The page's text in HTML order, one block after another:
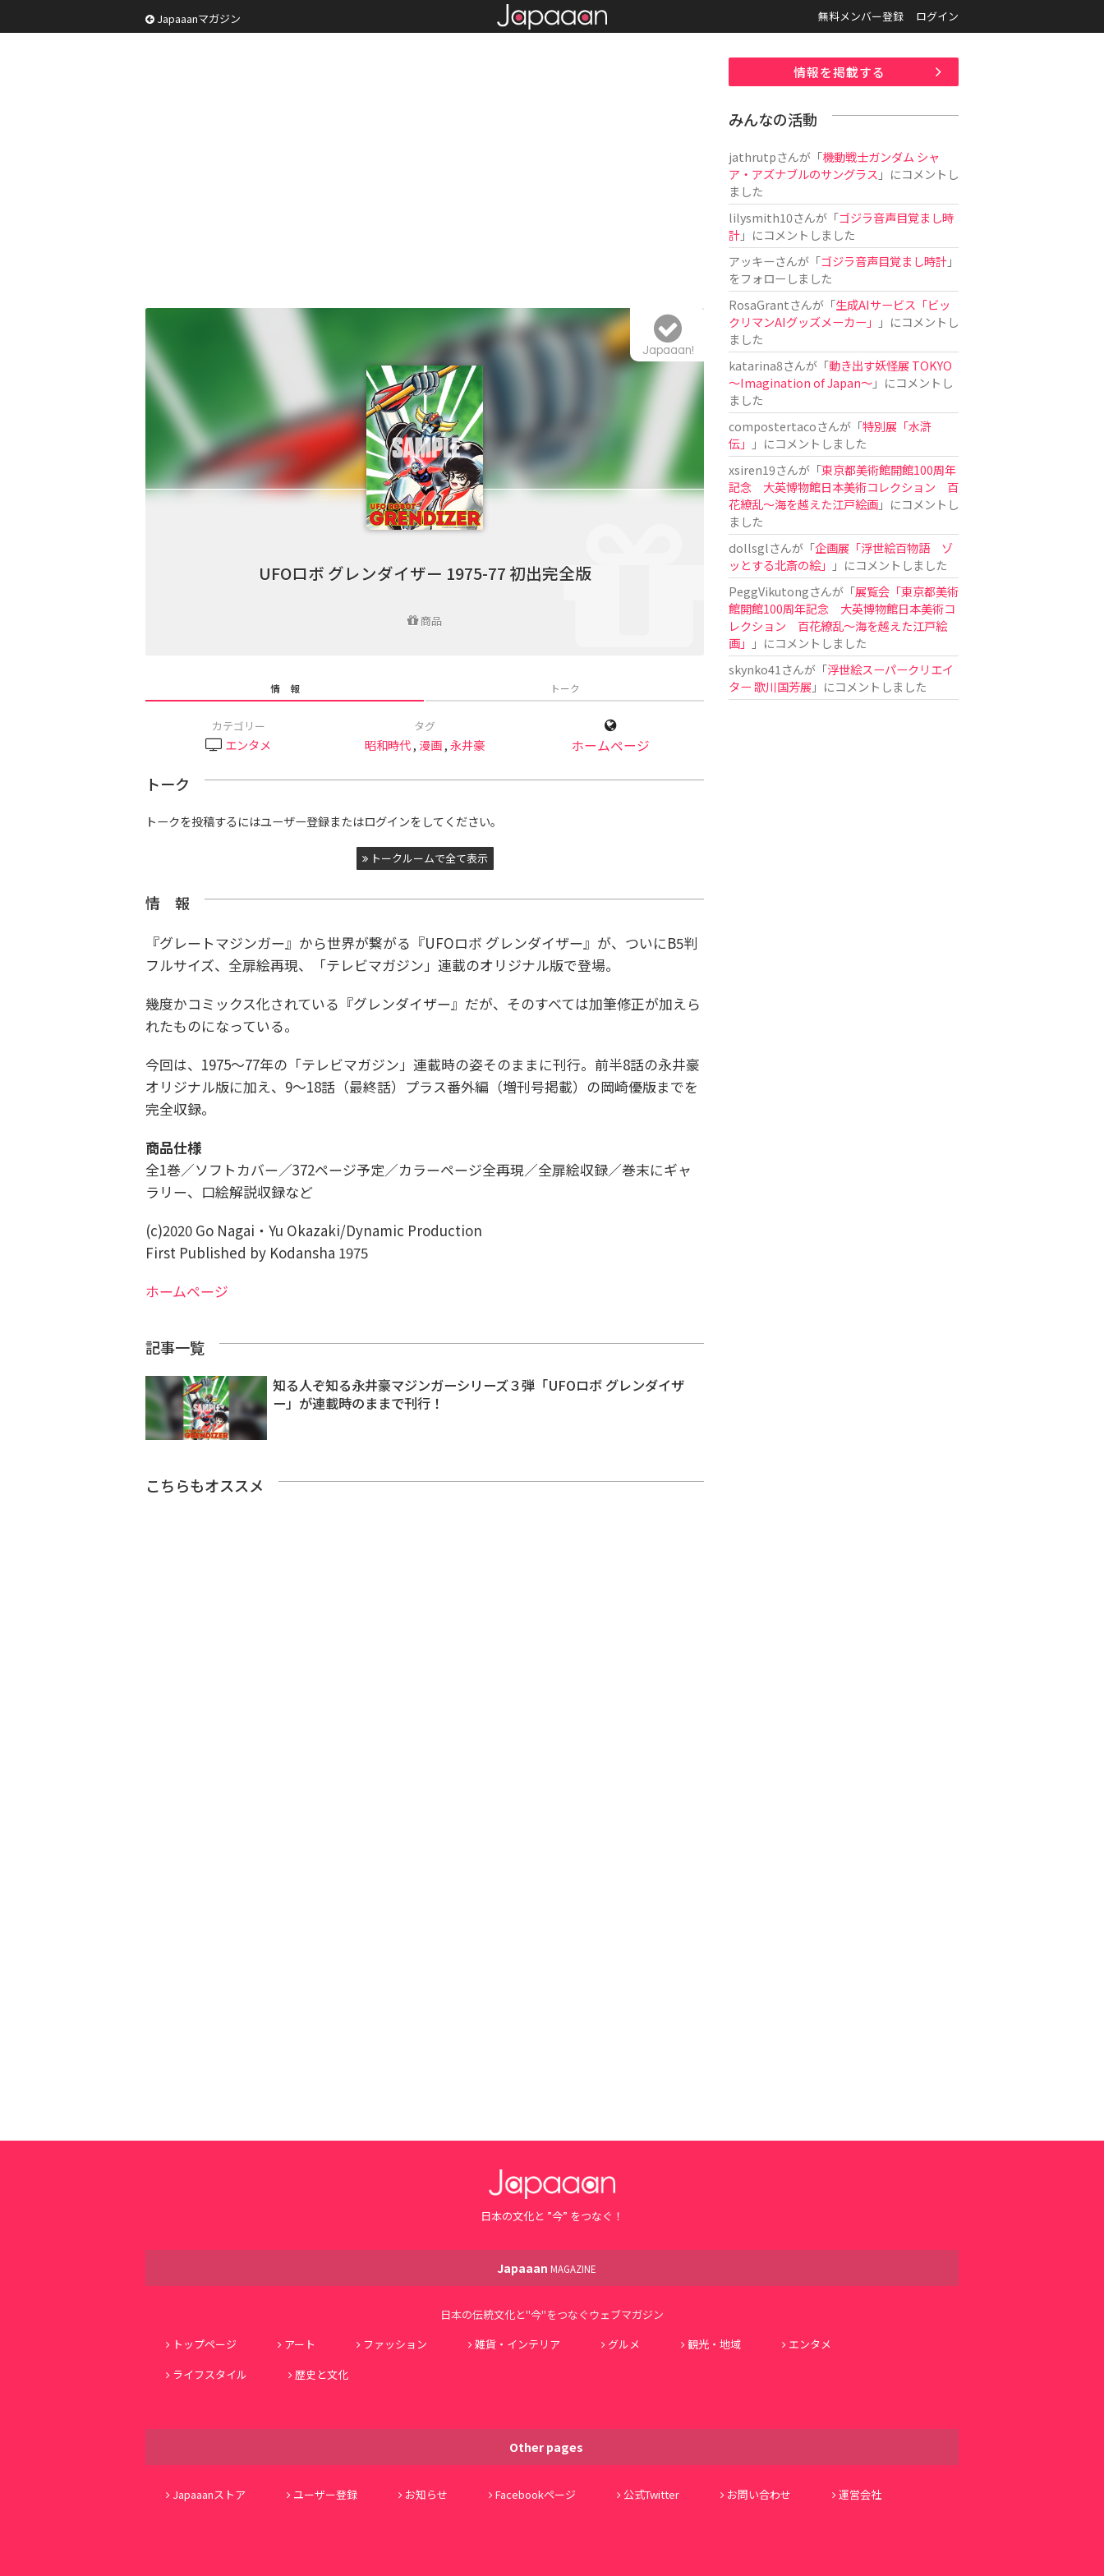
Japaaanマガジン 無料メンバー登録 ログイン
UFOロボ グレンダイザー 1975-77 初出完全版
商品
Japaaan!
情 報 トーク
カテゴリー
エンタメ
タグ
昭和時代, 漫画,永井豪 ホームページ
トーク
トークを投稿するにはユーザー登録またはログインをしてください。
トークルームで全て表示
情 報
『グレートマジンガー』から世界が繋がる『UFOロボ グレンダイザー』が、ついにB5判
フルサイズ、全扉絵再現、「テレビマガジン」連載のオリジナル版で登場。
幾度かコミックス化されている『グレンダイザー』だが、そのすべては加筆修正が加えら
れたものになっている。
今回は、1975～77年の「テレビマガジン」連載時の姿そのままに刊行。 前半8話の永井豪
オリジナル版に加え、9～18話（最終話）プラス番外編（増刊号掲載）の岡崎優版までを
完全収録。
商品仕様
全1巻／ソフトカバー／372ページ予定／カラーページ全再現／全扉絵収録／巻末にギャ
ラリー、口絵解説収録など
(c)2020 Go Nagai・Yu Okazaki/Dynamic Production
First Published by Kodansha 1975
ホームページ
記事一覧
知る人ぞ知る永井豪マジンガーシリーズ３弾「UFOロボ グレンダイザ
ー」が連載時のままで刊行！
こちらもオススメ
情報を掲載する
みんなの活動
jathrutpさんが「機動戦士ガンダム シャ
ア・アズナブルのサングラス 」にコメントし
ました
lilysmith10さんが「ゴジラ音声目覚まし時
計」にコメントしました
アッキーさんが「ゴジラ音声目覚まし時計」
をフォローしました
RosaGrantさんが「生成AIサービス「ビッ
クリマンAIグッズメーカー」
」にコメントし
ました
katarina8さんが「動き出す妖怪展 TOKYO
〜Imagination of Japan〜」にコメントし
ました
compostertacoさんが「特別展「水滸
伝」
」にコメントしました
xsiren19さんが「東京都美術館開館100周年
記念 大英博物館日本美術コレクション 百
花繚乱～海を越えた江戸絵画」にコメントし
ました
dollsglさんが「企画展「浮世絵百物語 ゾ
ッとする北斎の絵」
」にコメントしました
PeggVikutongさんが「展覧会「東京都美術
館開館100周年記念 大英博物館日本美術コ
レクション 百花繚乱〜海を越えた江戸絵
画」
」にコメントしました
skynko41 さんが「浮世絵スーパークリエイ
ター 歌川国芳展 」にコメントしました
日本の文化と ”今” をつなぐ！
Japaaan MAGAZINE
日本の伝統文化と"今"をつなぐウェブマガジン
トップページ
アート ファッション 雑貨・インテリア グルメ 観光・地域
エンタメ
ライフスタイル
歴史と文化
Other pages
Japaaanストア ユーザー登録 お知らせ Facebookページ 公式Twitter お問い合わせ 運営会社